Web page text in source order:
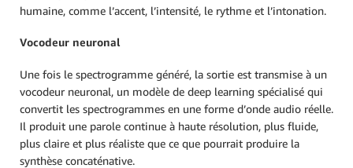
humaine, comme l’accent, l’intensité, le rythme et l’intonation.
Vocodeur neuronal
Une fois le spectrogramme généré, la sortie est transmise à un
vocodeur neuronal, un modèle de deep learning spécialisé qui
convertit les spectrogrammes en une forme d’onde audio réelle.
Il produit une parole continue à haute résolution, plus fluide,
plus claire et plus réaliste que ce que pourrait produire la
synthèse concaténative.